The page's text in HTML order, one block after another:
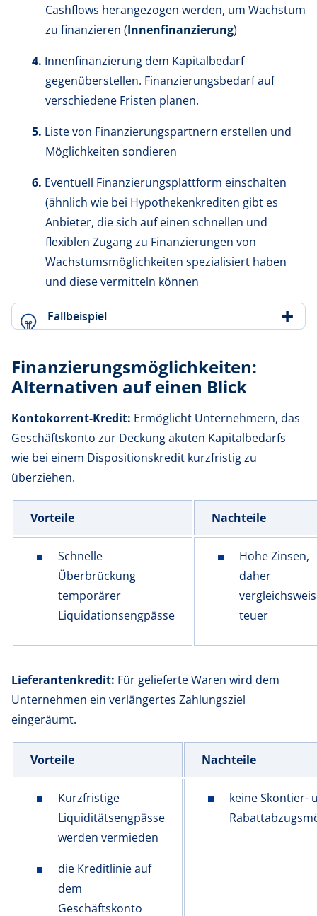
Cashflows herangezogen werden, um Wachstum
zu finanzieren (Innenfinanzierung)
Innenfinanzierung dem Kapitalbedarf
gegenüberstellen. Finanzierungsbedarf auf
verschiedene Fristen planen.
Liste von Finanzierungspartnern erstellen und
Möglichkeiten sondieren
Eventuell Finanzierungsplattform einschalten
(ähnlich wie bei Hypothekenkrediten gibt es
Anbieter, die sich auf einen schnellen und
flexiblen Zugang zu Finanzierungen von
Wachstumsmöglichkeiten spezialisiert haben
und diese vermitteln können
Fallbeispiel
Finanzierungsmöglichkeiten:
Alternativen auf einen Blick
Kontokorrent-Kredit: Ermöglicht Unternehmern, das
Geschäftskonto zur Deckung akuten Kapitalbedarfs
wie bei einem Dispositionskredit kurzfristig zu
überziehen.
Vorteile Nachteile
Schnelle
Überbrückung
temporärer
Liquidationsengpässe
Hohe Zinsen,
daher
teuer
Lieferantenkredit: Für gelieferte Waren wird dem
Unternehmen ein verlängertes Zahlungsziel
eingeräumt.
Vorteile Nachteile
Kurzfristige
Liquiditätsengpässe
werden vermieden
die Kreditlinie auf
dem
Geschäftskonto
keine Skontier-